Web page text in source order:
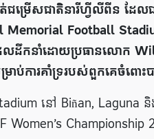
ម្រើសជាតិនារីហ្វីលីពីន ដែល
Memorial Football
លដឹកនាំដោយប្រធានលោក
ប់ការគាំទ្ររបស់ពួកគេចំពោះ
នៅ Biñan, Laguna
AFF Women’s